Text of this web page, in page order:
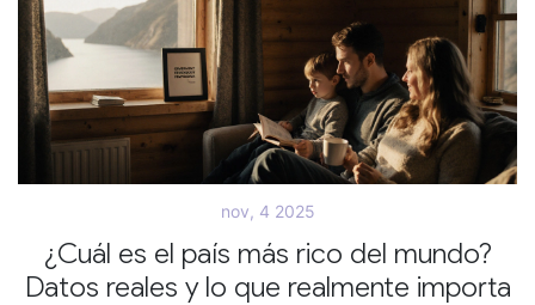
nov, 4 2025
¿Cuál es el país más rico del mundo?
Datos reales y lo que realmente importa